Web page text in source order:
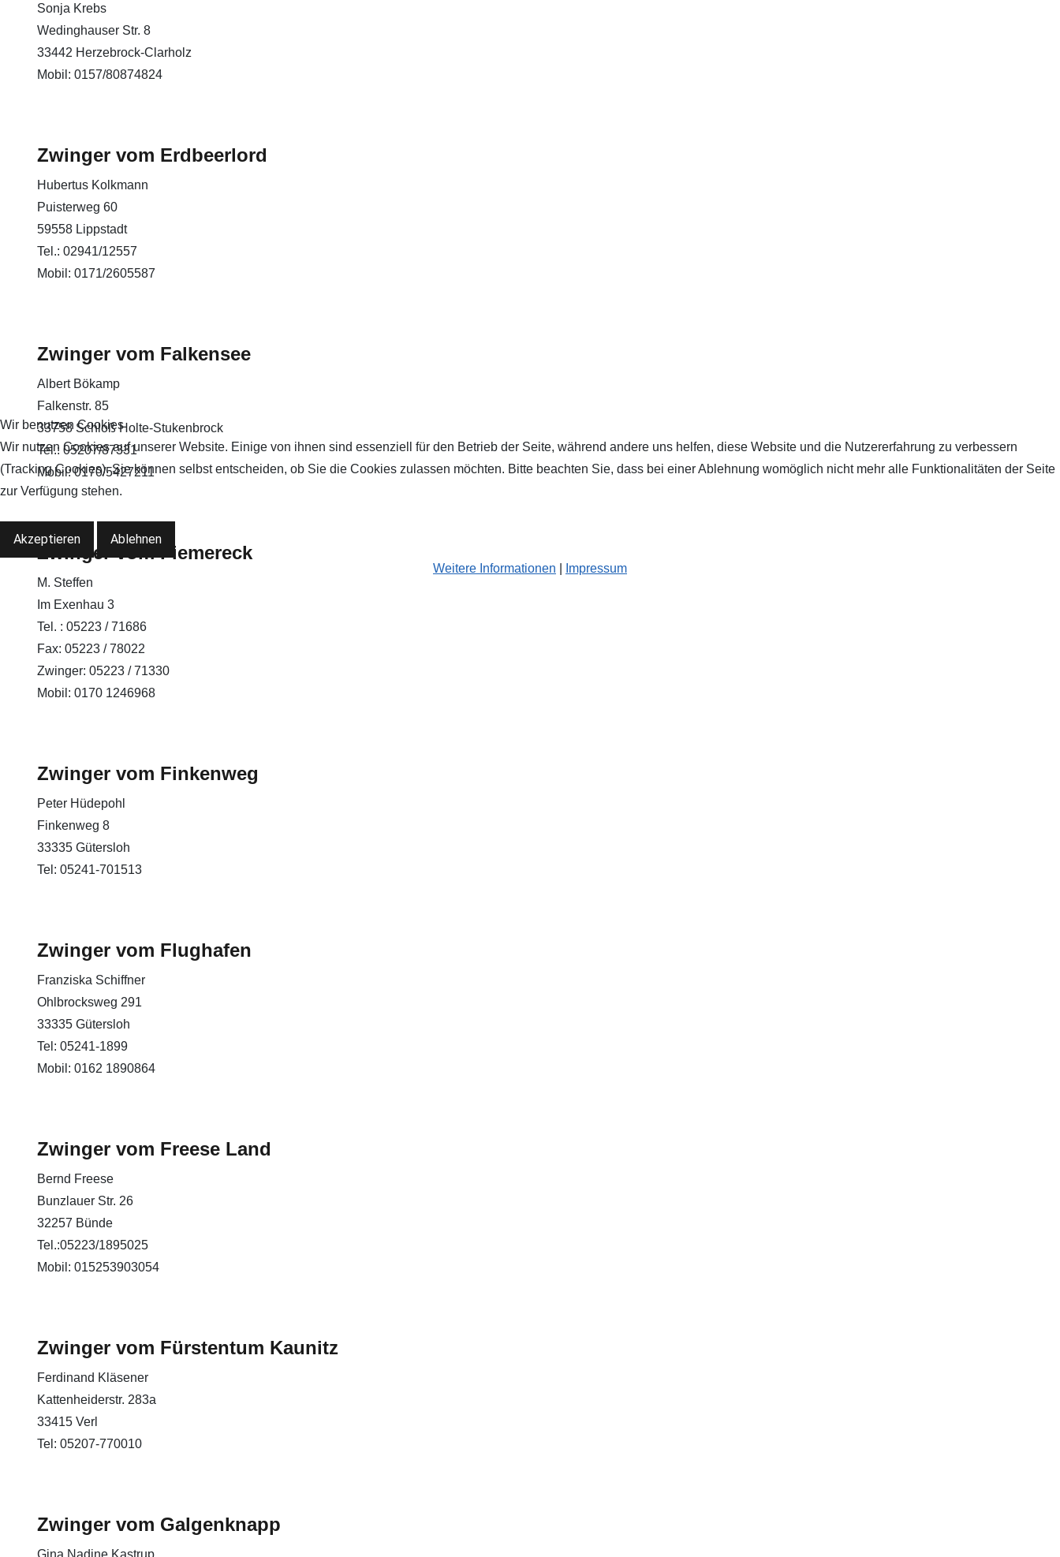
Sonja Krebs
Wedinghauser Str. 8
33442 Herzebrock-Clarholz
Mobil: 0157/80874824
Zwinger vom Erdbeerlord
Hubertus Kolkmann
Puisterweg 60
59558 Lippstadt
Tel.: 02941/12557
Mobil: 0171/2605587
Zwinger vom Falkensee
Albert Bökamp
Falkenstr. 85
33758 Schloß Holte-Stukenbrock
Tel.: 05207/87331
Mobil: 0170/5427211
Zwinger vom Fiemereck
M. Steffen
Im Exenhau 3
Tel. : 05223 / 71686
Fax: 05223 / 78022
Zwinger: 05223 / 71330
Mobil: 0170 1246968
Zwinger vom Finkenweg
Peter Hüdepohl
Finkenweg 8
33335 Gütersloh
Tel: 05241-701513
Zwinger vom Flughafen
Franziska Schiffner
Ohlbrocksweg 291
33335 Gütersloh
Tel: 05241-1899
Mobil: 0162 1890864
Zwinger vom Freese Land
Bernd Freese
Bunzlauer Str. 26
32257 Bünde
Tel.:05223/1895025
Mobil: 015253903054
Zwinger vom Fürstentum Kaunitz
Ferdinand Kläsener
Kattenheiderstr. 283a
33415 Verl
Tel: 05207-770010
Zwinger vom Galgenknapp
Gina Nadine Kastrup
Wir benutzen Cookies
Wir nutzen Cookies auf unserer Website. Einige von ihnen sind essenziell für den Betrieb der Seite, während andere uns helfen, diese Website und die Nutzererfahrung zu verbessern
(Tracking Cookies). Sie können selbst entscheiden, ob Sie die Cookies zulassen möchten. Bitte beachten Sie, dass bei einer Ablehnung womöglich nicht mehr alle Funktionalitäten der Seite
zur Verfügung stehen.
Akzeptieren Ablehnen
Weitere Informationen Impressum